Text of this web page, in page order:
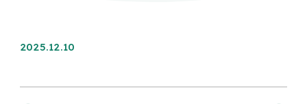
学費を借りる
2025.12.10